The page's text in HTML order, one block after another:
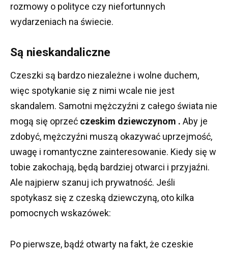
rozmowy o polityce czy niefortunnych
wydarzeniach na świecie.
Są nieskandaliczne
Czeszki są bardzo niezależne i wolne duchem,
więc spotykanie się z nimi wcale nie jest
skandalem. Samotni mężczyźni z całego świata nie
mogą się oprzeć czeskim dziewczynom . Aby je
zdobyć, mężczyźni muszą okazywać uprzejmość,
uwagę i romantyczne zainteresowanie. Kiedy się w
tobie zakochają, będą bardziej otwarci i przyjaźni.
Ale najpierw szanuj ich prywatność. Jeśli
spotykasz się z czeską dziewczyną, oto kilka
pomocnych wskazówek:
Po pierwsze, bądź otwarty na fakt, że czeskie